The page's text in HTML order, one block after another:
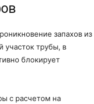
запахов из
участок трубы, в
блокирует
с расчетом на